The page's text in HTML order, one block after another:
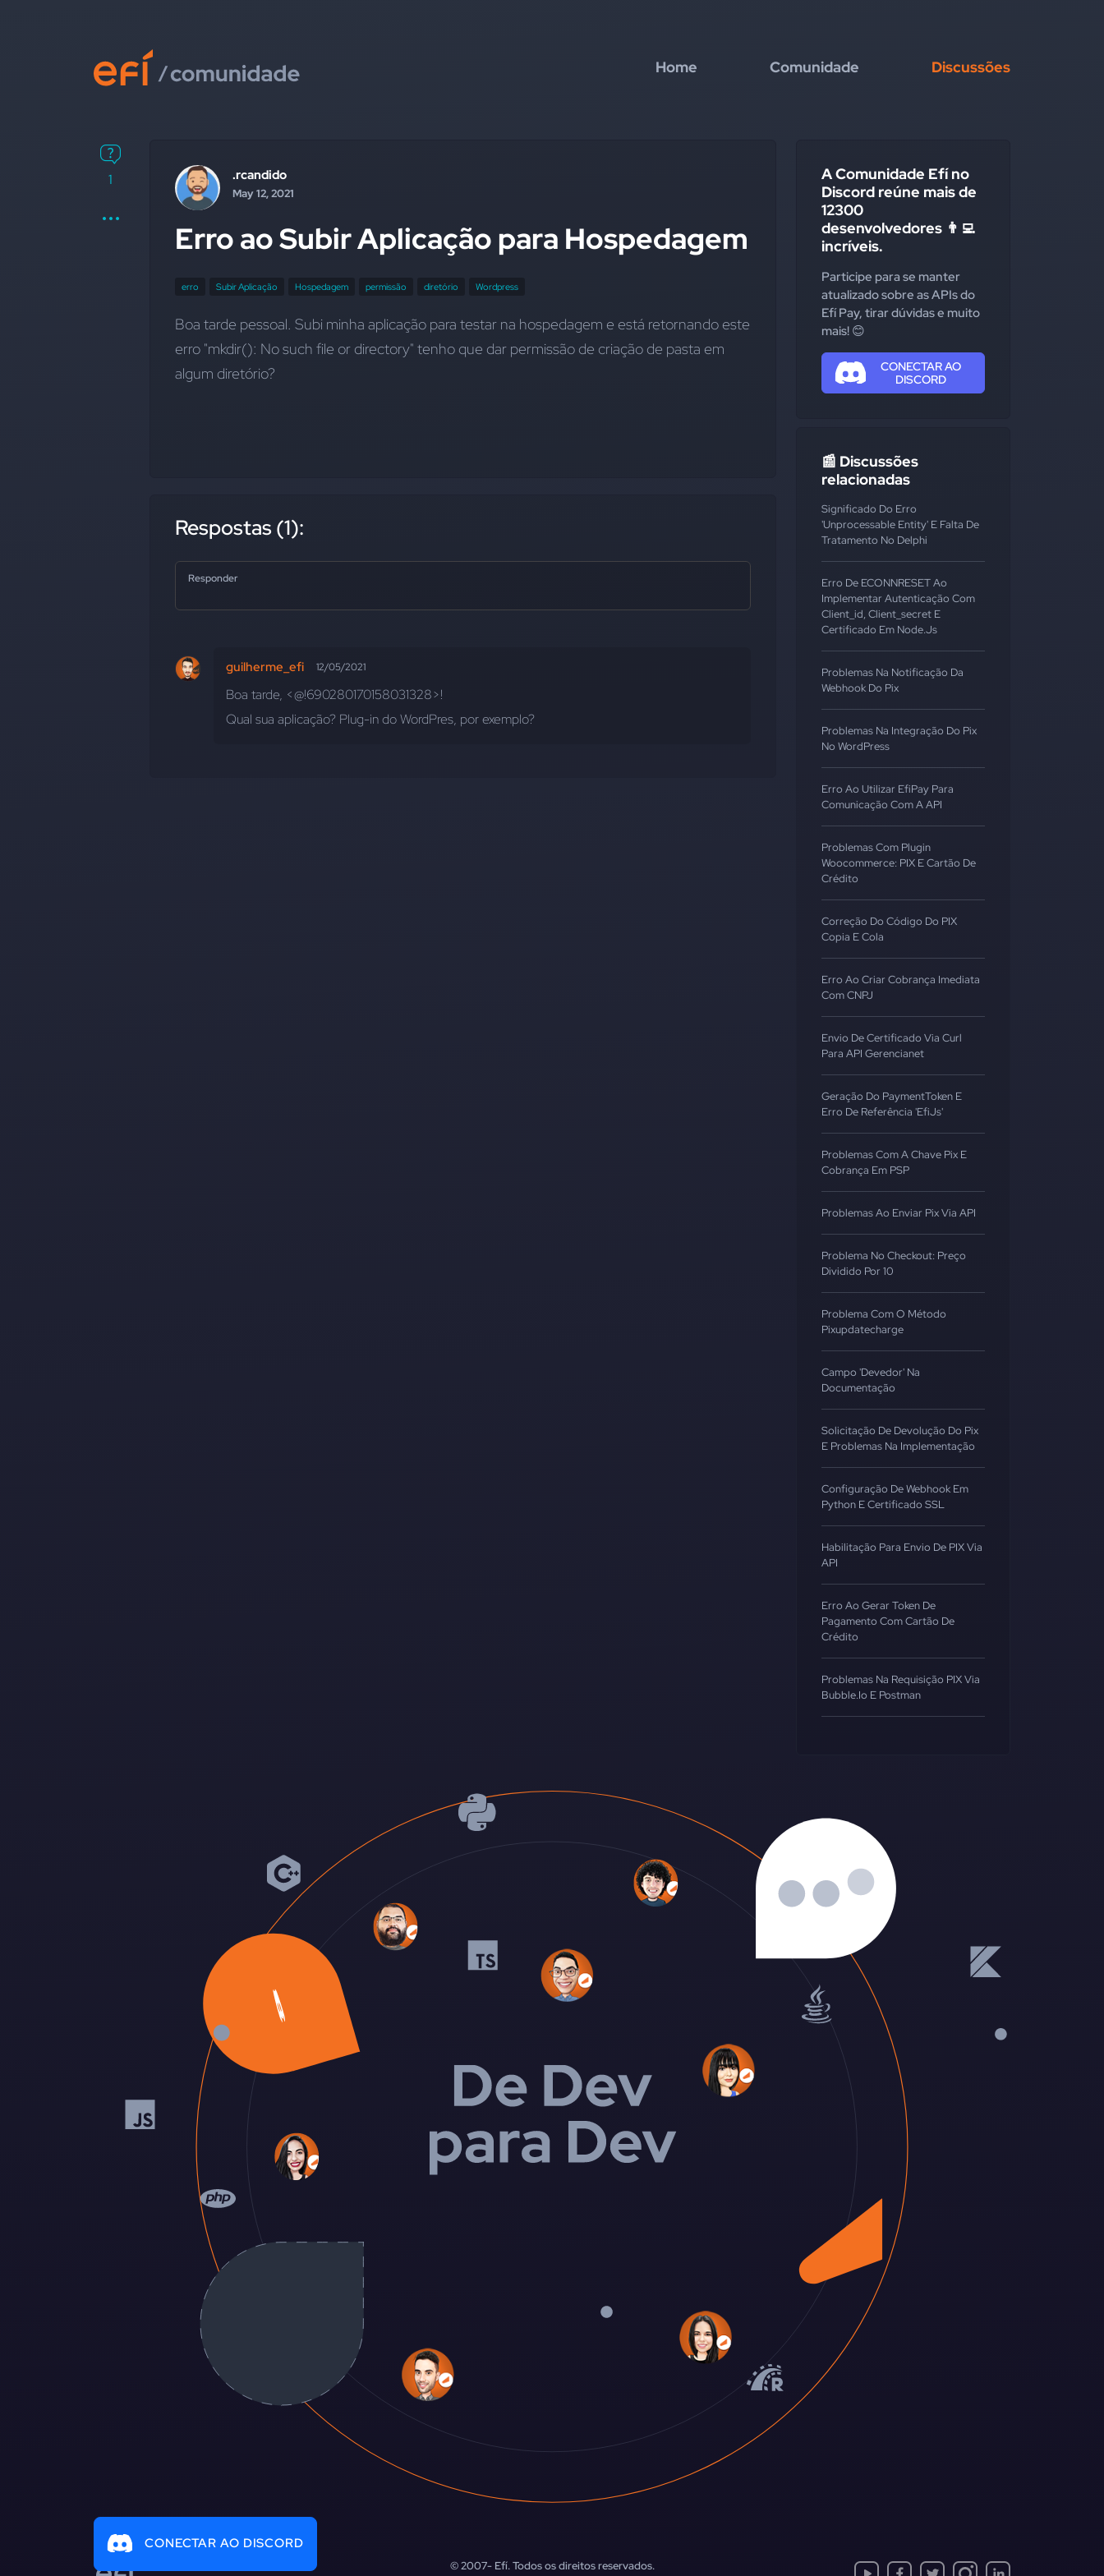
Home Comunidade Discussões
1 .rcandido
May 12, 2021
Erro ao Subir Aplicação para Hospedagem
erro Subir Aplicação Hospedagem permissão diretório Wordpress
Boa tarde pessoal. Subi minha aplicação para testar na hospedagem e está retornando este
erro "mkdir(): No such file or directory" tenho que dar permissão de criação de pasta em
algum diretório?
Respostas (1):
Responder
guilherme_efi 12/05/2021
Boa tarde, <@!690280170158031328>!
Qual sua aplicação? Plug-in do WordPres, por exemplo?
A Comunidade Efí no
Discord reúne mais de
12300
desenvolvedores 👨‍💻
incríveis.
Participe para se manter
atualizado sobre as APIs do
Efí Pay, tirar dúvidas e muito
mais! 😊
CONECTAR AO
DISCORD
📰 Discussões
relacionadas
Significado Do Erro
'Unprocessable Entity' E Falta De
Tratamento No Delphi
Erro De ECONNRESET Ao
Implementar Autenticação Com
Client_id, Client_secret E
Certificado Em Node.js
Problemas Na Notificação Da
Webhook Do Pix
Problemas Na Integração Do Pix
No WordPress
Erro Ao Utilizar EfiPay Para
Comunicação Com A API
Problemas Com Plugin
Woocommerce: PIX E Cartão De
Crédito
Correção Do Código Do PIX
Copia E Cola
Erro Ao Criar Cobrança Imediata
Com CNPJ
Envio De Certificado Via Curl
Para API Gerencianet
Geração Do PaymentToken E
Erro De Referência 'EfiJs'
Problemas Com A Chave Pix E
Cobrança Em PSP
Problemas Ao Enviar Pix Via API
Problema No Checkout: Preço
Dividido Por 10
Problema Com O Método
Pixupdatecharge
Campo 'Devedor' Na
Documentação
Solicitação De Devolução Do Pix
E Problemas Na Implementação
Configuração De Webhook Em
Python E Certificado SSL
Habilitação Para Envio De PIX Via
API
Erro Ao Gerar Token De
Pagamento Com Cartão De
Crédito
Problemas Na Requisição PIX Via
Bubble.io E Postman
CONECTAR AO DISCORD
© 2007-Efí. Todos os direitos reservados.